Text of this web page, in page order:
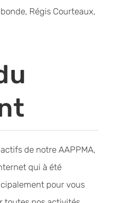
Régis Courteaux,
de notre AAPPMA,
qui à été
pour vous